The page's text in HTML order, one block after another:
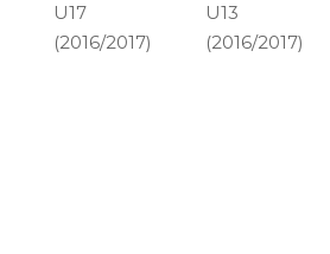
U17
(2016/2017)
U13
(2016/2017)